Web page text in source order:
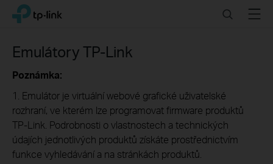
Click
navigation
TP-Link, Reliably Smart SearchMenu
Emulátory TP-Link
Poznámka:
1. Emulátor je virtuální webové grafické uživatelské
rozhraní, ve kterém lze programovat firmware produktů
TP-Link. Podrobnosti o vlastnostech a technických
údajích jednotlivých produktů získáte prostřednictvím
funkce vyhledávání a na stránkách produktů.